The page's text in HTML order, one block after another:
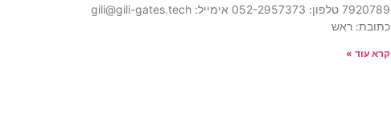
7920789 טלפון: 052-2957373 אימייל: gili@gili-gates.tech
כתובת: ראש
קרא עוד »